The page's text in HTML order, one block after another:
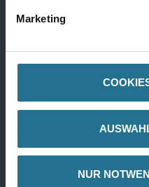
Marketing
NUR
Bauchemie
Bauchemie Boden
Komplette Bauchemie